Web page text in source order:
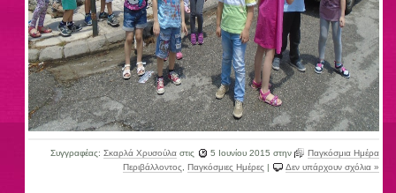
Συγγραφέας: Σκαρλά Χρυσούλαστις 5 Ιουνίου 2015 στην
Παγκόσμια Ημέρα
Περιβάλλοντος, Παγκόσμιες Ημέρες Δεν υπάρχουν σχόλια »